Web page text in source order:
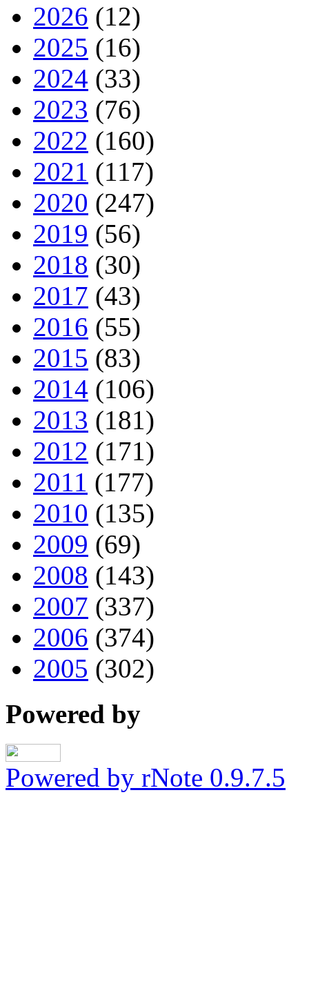
2026 (12)
2025 (16)
2024 (33)
2023 (76)
2022 (160)
2021 (117)
2020 (247)
2019 (56)
2018 (30)
2017 (43)
2016 (55)
2015 (83)
2014 (106)
2013 (181)
2012 (171)
2011 (177)
2010 (135)
2009 (69)
2008 (143)
2007 (337)
2006 (374)
2005 (302)
Powered by
Powered by rNote 0.9.7.5